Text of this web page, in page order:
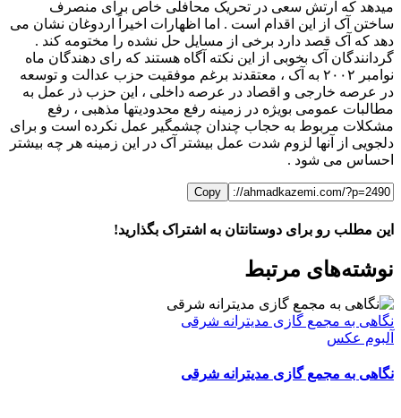
میدهد که ارتش سعی در تحریک محافلی خاص برای منصرف
ساختن آک از این اقدام است . اما اظهارات اخیراً اردوغان نشان می
دهد که آک قصد دارد برخی از مسایل حل نشده را مختومه کند .
گردانندگان آک بخوبی از این نکته آگاه هستند که رای دهندگان ماه
نوامبر ۲۰۰۲ به آک ، معتقدند برغم موفقیت حزب عدالت و توسعه
در عرصه خارجی و اقصاد در عرصه داخلی ، این حزب ذر عمل به
مطالبات عمومی بویژه در زمینه رفع محدودیتها مذهبی ، رفع
مشکلات مربوط به حجاب چندان چشمگیر عمل نکرده است و برای
دلجویی از آنها لزوم شدت عمل بیشتر آک در این زمینه هر چه بیشتر
احساس می شود .
Copy
این مطلب رو برای دوستانتان به اشتراک بگذارید!
FacebookX
LinkedIn
WhatsApp
Telegram
ایمیل
نوشته‌‌های مرتبط
نگاهی به مجمع گازی مدیترانه شرقی
آلبوم عکس
نگاهی به مجمع گازی مدیترانه شرقی